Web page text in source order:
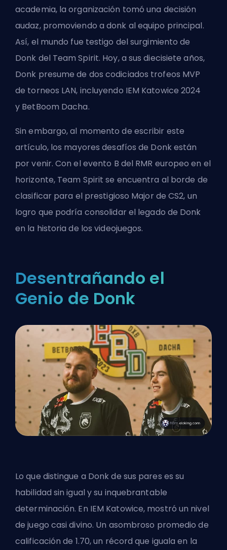
academia, la organización tomó una decisión
audaz, promoviendo a donk al equipo principal.
Así, el mundo fue testigo del surgimiento de
Donk del Team Spirit. Hoy, a sus diecisiete años,
Donk presume de dos codiciados trofeos MVP
de torneos LAN, incluyendo IEM Katowice 2024
y BetBoom Dacha.
Sin embargo, al momento de escribir este
artículo, los mayores desafíos de Donk están
por venir. Con el evento B del RMR europeo en el
horizonte, Team Spirit se encuentra al borde de
clasificar para el prestigioso Major de CS2, un
logro que podría consolidar el legado de Donk
en la historia de los videojuegos.
Desentrañando el
Genio de Donk
Lo que distingue a Donk de sus pares es su
habilidad sin igual y su inquebrantable
determinación. En IEM Katowice, mostró un nivel
de juego casi divino. Un asombroso promedio de
calificación de 1.70, un récord que iguala en la